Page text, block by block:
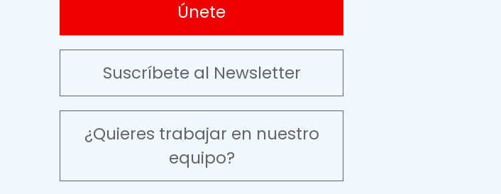
Únete
Suscríbete al Newsletter
¿Quieres trabajar en nuestro
equipo?